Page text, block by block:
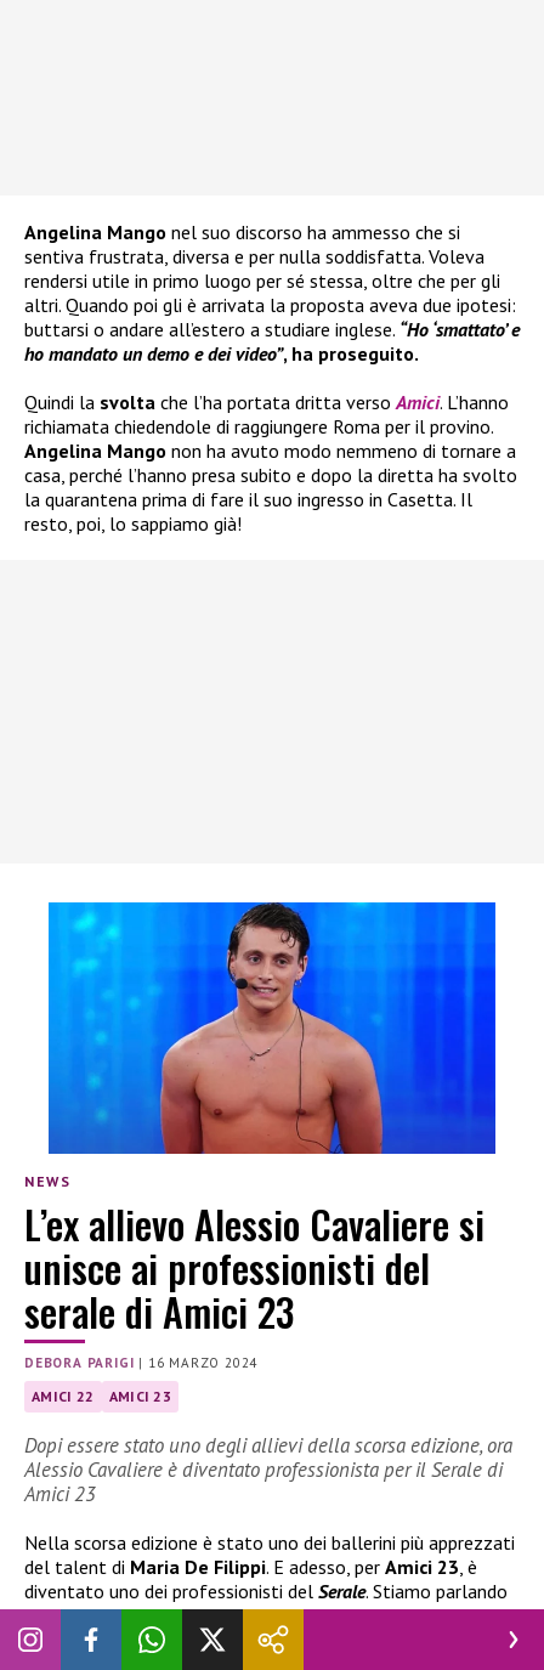
Angelina Mango nel suo discorso ha ammesso che si
sentiva frustrata, diversa e per nulla soddisfatta. Voleva
rendersi utile in primo luogo per sé stessa, oltre che per gli
altri. Quando poi gli è arrivata la proposta aveva due ipotesi:
buttarsi o andare all’estero a studiare inglese. “Ho ‘smattato’ e
ho mandato un demo e dei video”, ha proseguito.
Quindi la svolta che l’ha portata dritta verso Amici. L’hanno
richiamata chiedendole di raggiungere Roma per il provino.
Angelina Mango non ha avuto modo nemmeno di tornare a
casa, perché l’hanno presa subito e dopo la diretta ha svolto
la quarantena prima di fare il suo ingresso in Casetta. Il
resto, poi, lo sappiamo già!
NEWS
L’ex allievo Alessio Cavaliere si
unisce ai professionisti del
serale di Amici 23
DEBORA PARIGI | 16 MARZO 2024
AMICI 22 AMICI 23
Dopi essere stato uno degli allievi della scorsa edizione, ora
Alessio Cavaliere è diventato professionista per il Serale di
Amici 23
Nella scorsa edizione è stato uno dei ballerini più apprezzati
del talent di Maria De Filippi. E adesso, per Amici 23 , è
diventato uno dei professionisti del Serale. Stiamo parlando
diAlessio Cavaliere, ex allievo diRaimondo Todaro, che è
riuscito a conquistare questo importate traguardo.